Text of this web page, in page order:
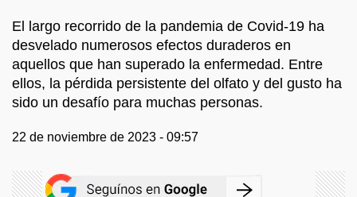
El largo recorrido de la pandemia de Covid-19 ha
desvelado numerosos efectos duraderos en
aquellos que han superado la enfermedad. Entre
ellos, la pérdida persistente del olfato y del gusto ha
sido un desafío para muchas personas.
22 de noviembre de 2023 - 09:57